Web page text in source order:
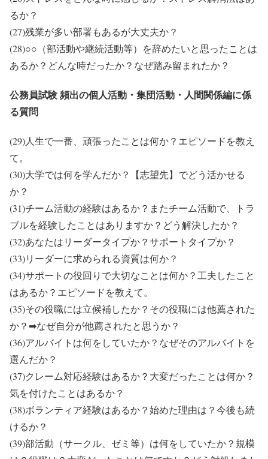
るか？
(27)残業が多い部署もあるが大丈夫か？
(28)○○（部活動や継続活動等）を辞めたいと思ったことは
あるか？どんな時だったか？なぜ踏み留まれたか？
公務員試験 頻出の個人活動・集団活動・人間関係編に係
る質問
(29)人生で一番、頑張ったことは何か？エピソードを教え
て。
(30)大学では何を学んだか？【志望先】でどう活かせる
か？
(31)チーム活動の経験はあるか？またチーム活動で、トラ
ブルを経験したことはありますか？どう解決したか？
(32)あなたはリーダータイプか？サポートタイプか？
(33)リーダーに求められる資質は何か？
(34)サポートの役回りで大切なことは何か？工夫したこと
はあるか？エピソードを教えて。
(35)その役職には立候補したか？その役職には他薦された
か？➡なぜ自分が他薦されたと思うか？
(36)アルバイトは何をしていたか？なぜそのアルバイトを
選んだか？
(37)クレーム対応経験はあるか？大変だったことは何か？
気を付けたことはあるか？
(38)ボランティア経験はあるか？始めた理由は？今後も続
けるか？
(39)部活動（サークル、ゼミ等）は何をしていたか？規模